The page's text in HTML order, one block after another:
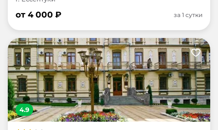
от 4 000 ₽ за 1 сутки
4.9